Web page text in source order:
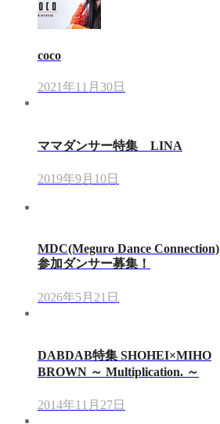
coco
2021年11月30日
ママダンサー特集 LINA
2019年9月10日
MDC(Meguro Dance Connection)
参加ダンサー募集！
2026年5月21日
DABDAB特集 SHOHEI×MIHO
BROWN ～ Multiplication. ～
2014年11月27日